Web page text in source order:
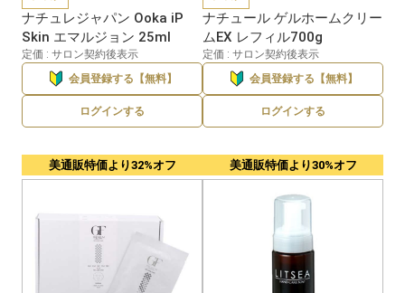
ナチュレジャパン Ooka iP
Skin エマルジョン 25ml
定価 : サロン契約後表示
会員登録する【無料】
ログインする
ナチュール ゲルホームクリー
ムEX レフィル700g
定価 : サロン契約後表示
会員登録する【無料】
ログインする
美通販特価より32%オフ 美通販特価より30%オフ